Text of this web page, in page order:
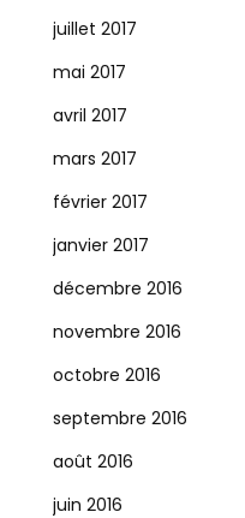
juillet 2017
mai 2017
avril 2017
mars 2017
février 2017
janvier 2017
décembre 2016
novembre 2016
octobre 2016
septembre 2016
août 2016
juin 2016